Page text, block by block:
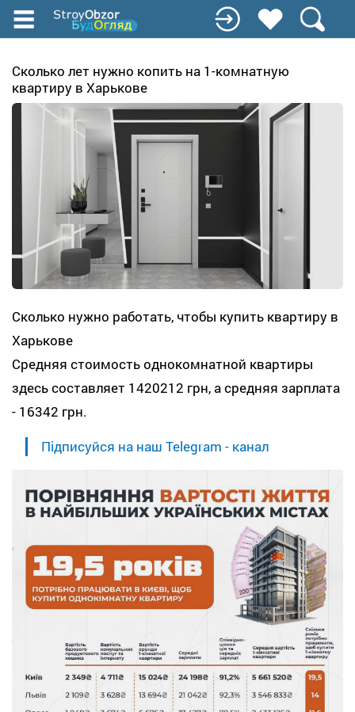
Перейти
до
вмісту
Сколько лет нужно копить на 1-комнатную
квартиру в Харькове
Сколько нужно работать, чтобы купить квартиру в
Харькове
Средняя стоимость однокомнатной квартиры
здесь составляет 1420212 грн, а средняя зарплата
- 16342 грн.
Підписуйся на наш Telegram - канал